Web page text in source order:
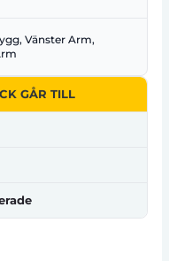
Vänster Arm,
GÅR TILL